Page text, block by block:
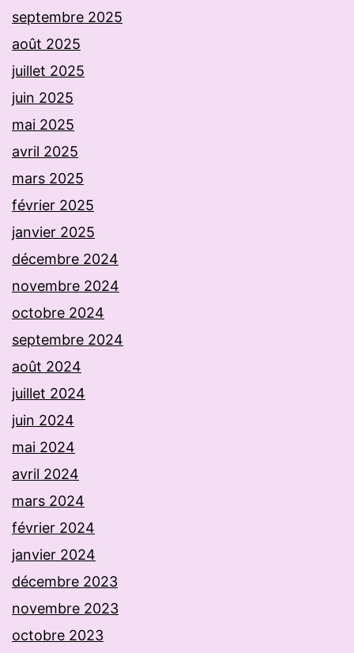
septembre 2025
août 2025
juillet 2025
juin 2025
mai 2025
avril 2025
mars 2025
février 2025
janvier 2025
décembre 2024
novembre 2024
octobre 2024
septembre 2024
août 2024
juillet 2024
juin 2024
mai 2024
avril 2024
mars 2024
février 2024
janvier 2024
décembre 2023
novembre 2023
octobre 2023